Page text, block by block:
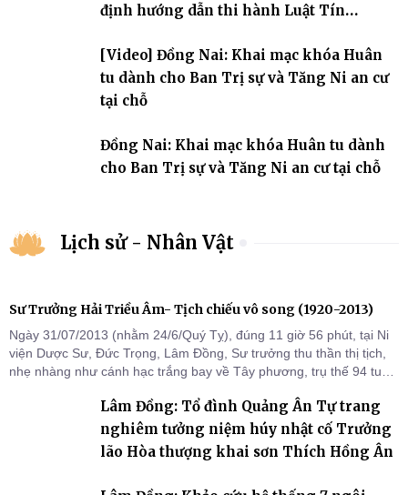
định hướng dẫn thi hành Luật Tín
[Video] Đồng Nai: Khai mạc khóa Huân
tu dành cho Ban Trị sự và Tăng Ni an cư
tại chỗ
Đồng Nai: Khai mạc khóa Huân tu dành
cho Ban Trị sự và Tăng Ni an cư tại chỗ
Lịch sử - Nhân Vật
Sư Trưởng Hải Triều Âm- Tịch chiếu vô song (1920-2013)
Ngày 31/07/2013 (nhằm 24/6/Quý Tỵ), đúng 11 giờ 56 phút, tại Ni
viện Dược Sư, Đức Trọng, Lâm Đồng, Sư trưởng thu thần thị tịch,
nhẹ nhàng như cánh hạc trắng bay về Tây phương, trụ thế 94 tuổi
Lâm Đồng: Tổ đình Quảng Ân Tự trang
nghiêm tưởng niệm húy nhật cố Trưởng
lão Hòa thượng khai sơn Thích Hồng Ân